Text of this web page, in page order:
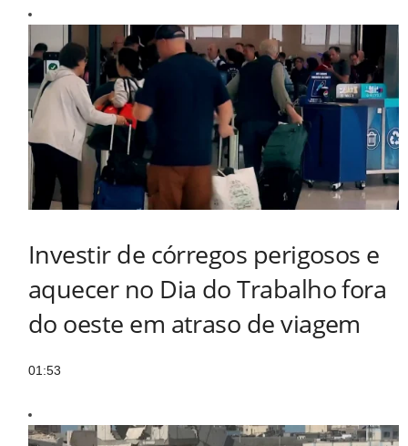
Investir de córregos perigosos e
aquecer no Dia do Trabalho fora
do oeste em atraso de viagem
01:53